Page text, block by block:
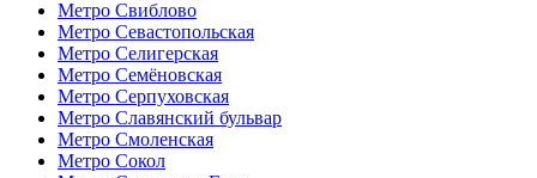
Метро Свиблово
Метро Севастопольская
Метро Селигерская
Метро Семёновская
Метро Серпуховская
Метро Славянский бульвар
Метро Смоленская
Метро Сокол